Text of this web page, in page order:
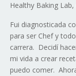
Healthy Baking
Fui diagnosticada
para ser Chef y
carrera. Decidí
mi vida a crear
puedo comer.